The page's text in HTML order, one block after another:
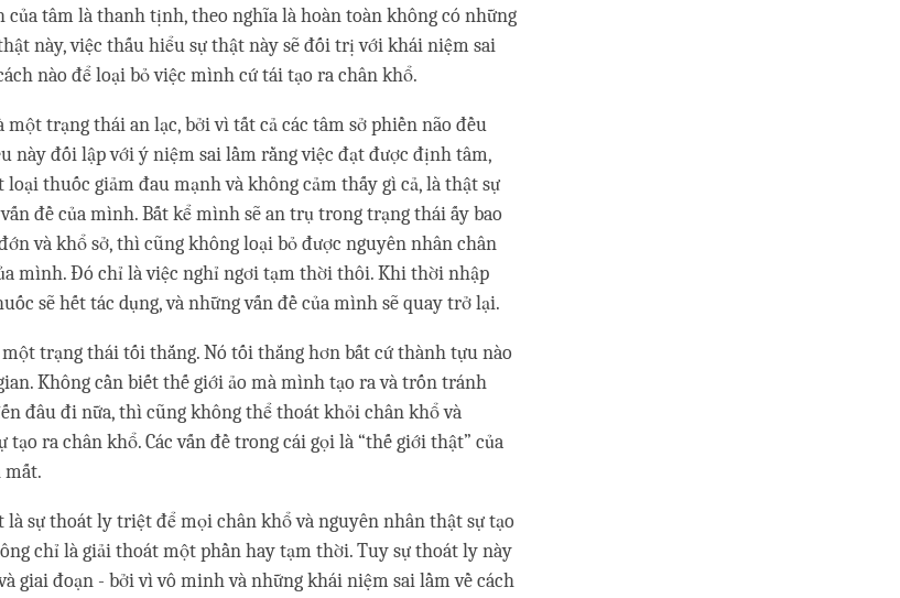
của tâm là thanh tịnh, theo nghĩa là hoàn toàn không có những
này, việc thấu hiểu sự thật này sẽ đối trị với khái niệm sai
nào để loại bỏ việc mình cứ tái tạo ra chân khổ.
một trạng thái an lạc, bởi vì tất cả các tâm sở phiền não đều
này đối lập với ý niệm sai lầm rằng việc đạt được định tâm,
thuốc giảm đau mạnh và không cảm thấy gì cả, là thật sự
đề của mình. Bất kể mình sẽ an trụ trong trạng thái ấy bao
và khổ sở, thì cũng không loại bỏ được nguyên nhân chân
mình. Đó chỉ là việc nghỉ ngơi tạm thời thôi. Khi thời nhập
sẽ hết tác dụng, và những vấn đề của mình sẽ quay trở lại.
một trạng thái tối thắng. Nó tối thắng hơn bất cứ thành tựu nào
Không cần biết thế giới ảo mà mình tạo ra và trốn tránh
đâu đi nữa, thì cũng không thể thoát khỏi chân khổ và
tạo ra chân khổ. Các vấn đề trong cái gọi là “thế giới thật” của
mất.
là sự thoát ly triệt để mọi chân khổ và nguyên nhân thật sự tạo
chỉ là giải thoát một phần hay tạm thời. Tuy sự thoát ly này
giai đoạn - bởi vì vô minh và những khái niệm sai lầm về cách